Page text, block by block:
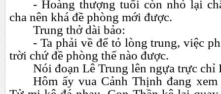
- Hoàng thượng tuổi còn nhỏ lại
cha nên khá đề phòng mới được.
Trung thở dài bảo:
- Ta phải về để tỏ lòng trung, việc
trời chứ đề phòng thế nào được.
Nói đoạn Lê Trung lên ngựa trực chỉ
Hôm ấy vua Cảnh Thịnh đang